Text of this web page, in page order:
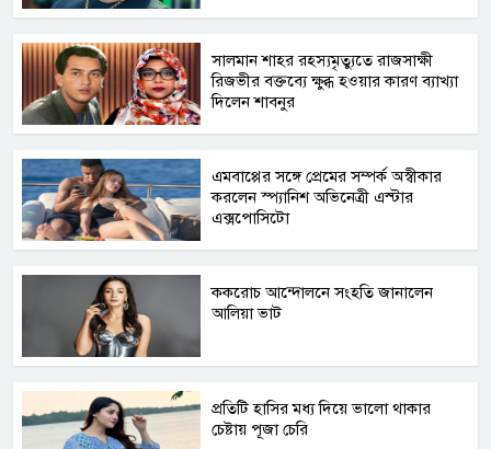
সালমান শাহর রহস্যমৃত্যুতে রাজসাক্ষী
রিজভীর বক্তব্যে ক্ষুব্ধ হওয়ার কারণ ব্যাখ্যা
দিলেন শাবনুর
এমবাপ্পের সঙ্গে প্রেমের সম্পর্ক অস্বীকার
করলেন স্প্যানিশ অভিনেত্রী এস্টার
এক্সপোসিটো
ককরোচ আন্দোলনে সংহতি জানালেন
আলিয়া ভাট
প্রতিটি হাসির মধ্য দিয়ে ভালো থাকার
চেষ্টায় পূজা চেরি